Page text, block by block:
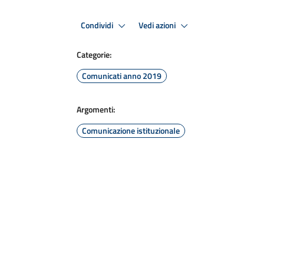
Condividi Vedi azioni
Categorie:
Comunicati anno 2019
Argomenti:
Comunicazione istituzionale